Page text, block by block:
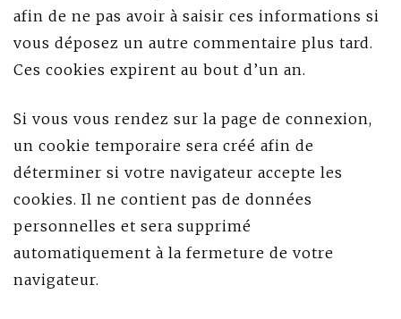
afin de ne pas avoir à saisir ces informations si
vous déposez un autre commentaire plus tard.
Ces cookies expirent au bout d’un an.
Si vous vous rendez sur la page de connexion,
un cookie temporaire sera créé afin de
déterminer si votre navigateur accepte les
cookies. Il ne contient pas de données
personnelles et sera supprimé
automatiquement à la fermeture de votre
navigateur.